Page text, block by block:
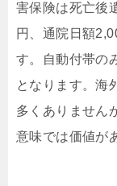
害保険は死亡後
円、通院日額
す。自動付帯の
となります。海
多くありません
意味では価値が